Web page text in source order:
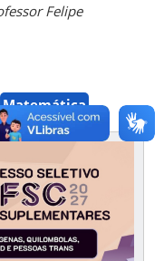
Felipe
Matemática